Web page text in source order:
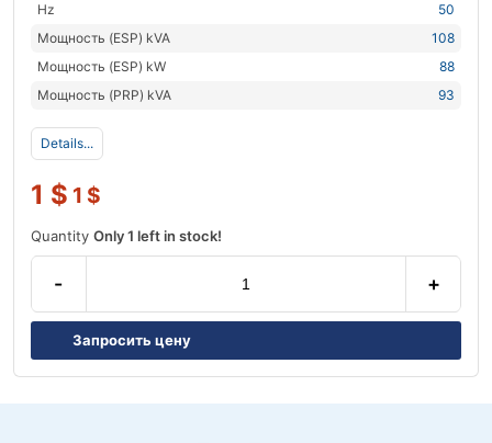
Hz
50
Мощность (ESP) kVA
108
Мощность (ESP) kW
88
Мощность (PRP) kVA
93
Details...
1 $ 1 $
Quantity Only 1 left in stock!
- +
Запросить цену